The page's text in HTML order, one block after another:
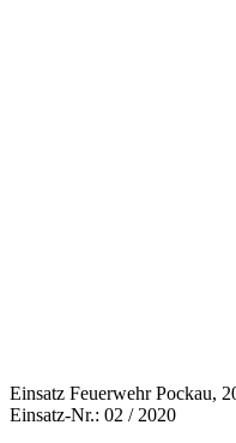
Einsatz Feuerwehr Pockau,
Einsatz-Nr.: 02 / 2020